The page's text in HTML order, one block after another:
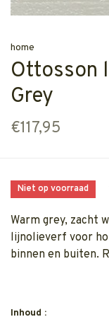
home
Ottosson
Grey
€117,95
Niet op voorraad
Warm grey, zacht
lijnolieverf voor
binnen en buiten.
Inhoud :